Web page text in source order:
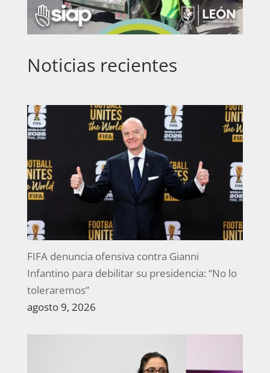
Noticias recientes
FIFA denuncia ofensiva contra Gianni
Infantino para debilitar su presidencia: “No lo
toleraremos”
agosto 9, 2026